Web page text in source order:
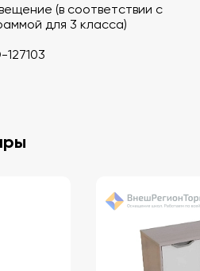
(в соответствии с
для 3 класса)